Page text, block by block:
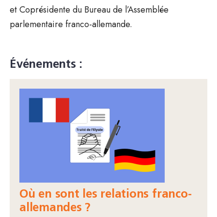
et Coprésidente du Bureau de l’Assemblée
parlementaire franco-allemande.
Événements :
Où en sont les relations franco-
allemandes ?